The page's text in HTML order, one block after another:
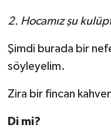
2. Hocamız şu
Şimdi burada bir
söyleyelim.
Zira bir fincan
Di mi?